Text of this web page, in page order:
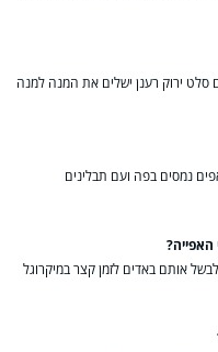
סלט ירוק רענן ישלים את המנה למנה
נמסים בפה ועם תבלינים
האפייה?
אותם באדים לזמן קצר במיקרוגל